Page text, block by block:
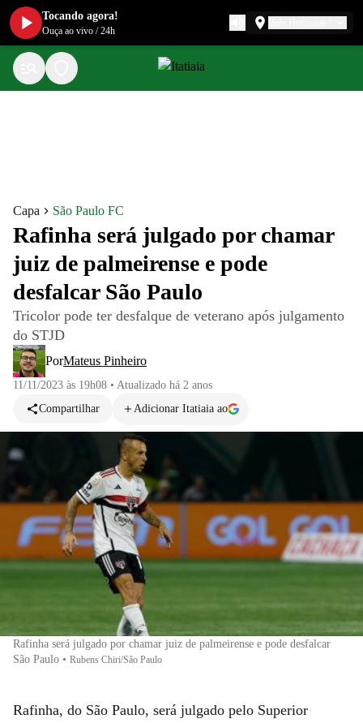
Capa São Paulo FC
Rafinha será julgado por chamar
juiz de palmeirense e pode
desfalcar São Paulo
Tricolor pode ter desfalque de veterano após julgamento
do STJD
PorMateus Pinheiro
11/11/2023 às 19h08 • Atualizado há 2 anos
Compartilhar
Adicionar Itatiaia ao
Rafinha será julgado por chamar juiz de palmeirense e pode desfalcar
São Paulo • Rubens Chiri/São Paulo
Rafinha, do São Paulo, será julgado pelo Superior
Tocando agora!
Ouça ao vivo /24h